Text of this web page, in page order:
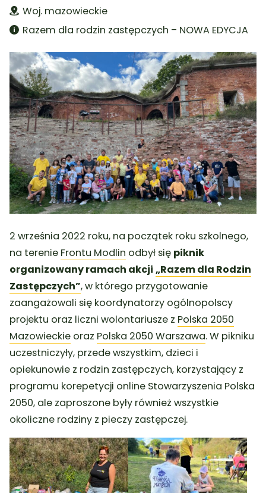
Woj. mazowieckie
Razem dla rodzin zastępczych – NOWA EDYCJA
2 września 2022 roku, na początek roku szkolnego,
na terenie Frontu Modlin odbył się piknik
organizowany ramach akcji „Razem dla Rodzin
Zastępczych”, w którego przygotowanie
zaangażowali się koordynatorzy ogólnopolscy
projektu oraz liczni wolontariusze z Polska 2050
Mazowieckie oraz Polska 2050 Warszawa. W pikniku
uczestniczyły, przede wszystkim, dzieci i
opiekunowie z rodzin zastępczych, korzystający z
programu korepetycji online Stowarzyszenia Polska
2050, ale zaproszone były również wszystkie
okoliczne rodziny z pieczy zastępczej.